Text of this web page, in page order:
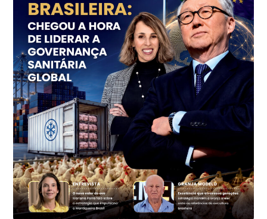
kg
Trigo Atacado - Regional
PR
R$ 1.414,46
t
Trigo Atacado - Regional
RS
R$ 1.314,61
t
Ovo Vermelho - Regional
Vermelho
R$ 171,61
cx
Ovo Branco - Regional